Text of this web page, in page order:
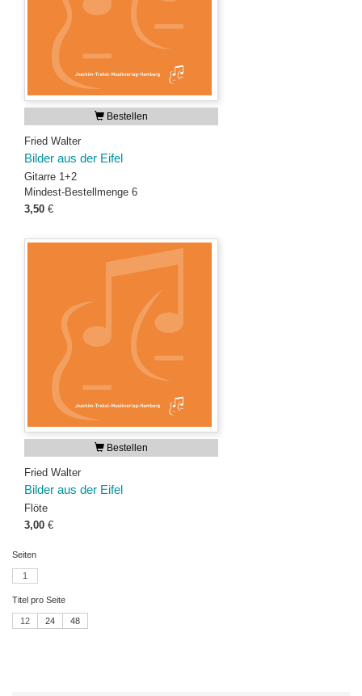
Bestellen
Fried Walter
Bilder aus der Eifel
Gitarre 1+2
Mindest-Bestellmenge 6
3,50 €
Bestellen
Fried Walter
Bilder aus der Eifel
Flöte
3,00 €
Seiten
1
Titel pro Seite
12 24 48